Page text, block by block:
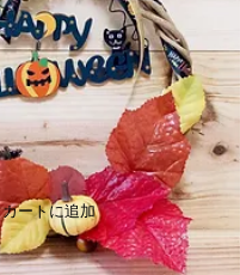
カートに追加